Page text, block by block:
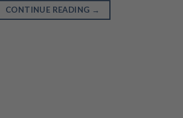
CONTINUE READING →